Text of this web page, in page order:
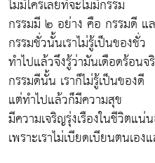
ไม่มีใครเลยที่จะไม่มีกรรม
กรรมมี ๒ อย่าง คือ กรรมดี แ
กรรมชั่วนั้นเราไม่รู้เป็นของชั่ว
ทำไปแล้วจึงรู้ว่ามันเดือดร้อนจ
กรรมดีนั้น เราก็ไม่รู้เป็นของดี
แต่ทำไปแล้วก็มีความสุข
มีความเจริญรุ่งเรืองในชีวิตแ
เพราะเราไม่เบียดเบียนตนเอ